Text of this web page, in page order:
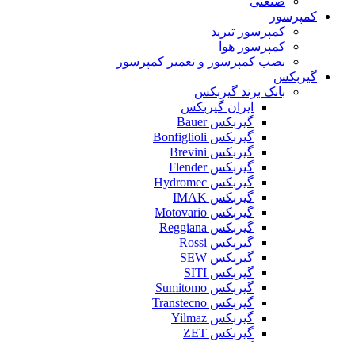
کمپرسور
کمپرسور تبرید
کمپرسور هوا
نصب کمپرسور و تعمیر کمپرسور
گیربکس
بانک برند گیربکس
ایران گیربکس
گیربکس Bauer
گیربکس Bonfiglioli
گیربکس Brevini
گیربکس Flender
گیربکس Hydromec
گیربکس IMAK
گیربکس Motovario
گیربکس Reggiana
گیربکس Rossi
گیربکس SEW
گیربکس SITI
گیربکس Sumitomo
گیربکس Transtecno
گیربکس Yilmaz
گیربکس ZET